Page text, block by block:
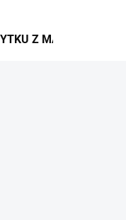
Z MASIVU